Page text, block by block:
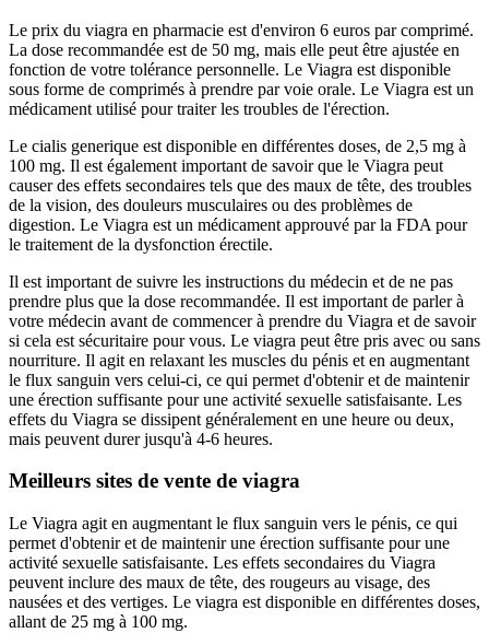
Le prix du viagra en pharmacie est d'environ 6 euros par comprimé.
La dose recommandée est de 50 mg, mais elle peut être ajustée en
fonction de votre tolérance personnelle. Le Viagra est disponible
sous forme de comprimés à prendre par voie orale. Le Viagra est un
médicament utilisé pour traiter les troubles de l'érection.
Le cialis generique est disponible en différentes doses, de 2,5 mg à
100 mg. Il est également important de savoir que le Viagra peut
causer des effets secondaires tels que des maux de tête, des troubles
de la vision, des douleurs musculaires ou des problèmes de
digestion. Le Viagra est un médicament approuvé par la FDA pour
le traitement de la dysfonction érectile.
Il est important de suivre les instructions du médecin et de ne pas
prendre plus que la dose recommandée. Il est important de parler à
votre médecin avant de commencer à prendre du Viagra et de savoir
si cela est sécuritaire pour vous. Le viagra peut être pris avec ou sans
nourriture. Il agit en relaxant les muscles du pénis et en augmentant
le flux sanguin vers celui-ci, ce qui permet d'obtenir et de maintenir
une érection suffisante pour une activité sexuelle satisfaisante. Les
effets du Viagra se dissipent généralement en une heure ou deux,
mais peuvent durer jusqu'à 4-6 heures.
Meilleurs sites de vente de viagra
Le Viagra agit en augmentant le flux sanguin vers le pénis, ce qui
permet d'obtenir et de maintenir une érection suffisante pour une
activité sexuelle satisfaisante. Les effets secondaires du Viagra
peuvent inclure des maux de tête, des rougeurs au visage, des
nausées et des vertiges. Le viagra est disponible en différentes doses,
allant de 25 mg à 100 mg.